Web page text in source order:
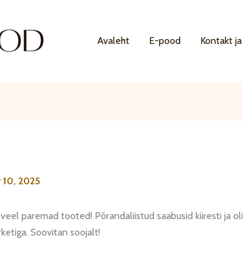
Avaleht E-pood Kontakt
2025
paremad tooted! Põrandaliistud saabusid kiiresti ja
Soovitan soojalt!